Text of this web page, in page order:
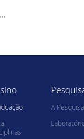
Outras Informações:
A Pesquisa